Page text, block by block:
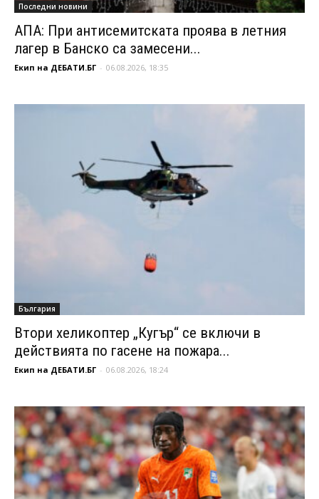
Последни новини
АПА: При антисемитската проява в летния
лагер в Банско са замесени...
Екип на ДЕБАТИ.БГ - 06.08.2026, 18:35
България
Втори хеликоптер „Кугър“ се включи в
действията по гасене на пожара...
Екип на ДЕБАТИ.БГ - 06.08.2026, 18:24